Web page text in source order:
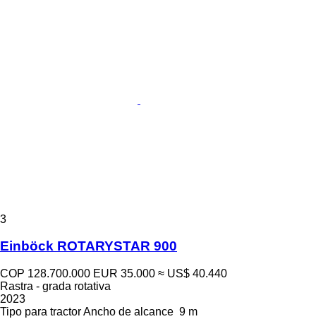
3
Einböck ROTARYSTAR 900
COP 128.700.000 EUR 35.000 ≈ US$ 40.440
Rastra - grada rotativa
2023
Tipo para tractorAncho de alcance 9 m